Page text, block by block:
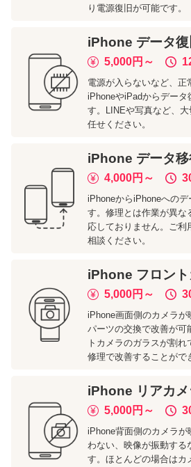
り電源復旧が可能です。
iPhone データ復
5,000円～
電源が入らないなど、正
iPhoneやiPadからデー
す。LINEや写真など、
任せください。
iPhone データ
4,000円～
iPhoneからiPhoneへの
す。修理とは作業が異な
応しておりません。ご利
相談ください。
iPhone フロン
5,000円～
iPhone画面側のカメラが
パーツの交換で改善が可
トカメラのガラスが割
修理で改善することがで
iPhone リアカメ
5,000円～
iPhone背面側のカメラ
わない、映像が振動する
す。ほとんどの場合はカ